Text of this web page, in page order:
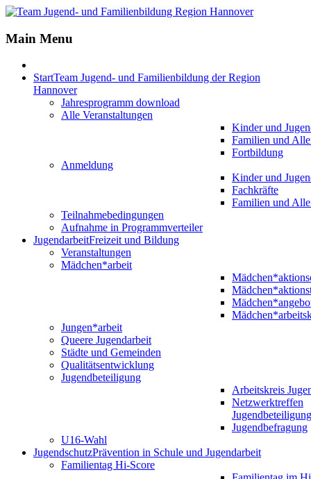
Main Menu
StartTeam Jugend- und Familienbildung der Region
Hannover
Jahresprogramm download
Alle Veranstaltungen
Kinder und
Familien und
Fortbildung
Anmeldung
Kinder und
Fachkräfte
Familien und
Teilnahmebedingungen
Aufnahme in Programmverteiler
JugendarbeitFreizeit und Bildung
Veranstaltungen
Mädchen*arbeit
Jungen*arbeit
Queere Jugendarbeit
Städte und Gemeinden
Qualitätsentwicklung
Jugendbeteiligung
Arbeitskreis
Netzwerktreffen
Jugendbeteiligung
Jugendbefragung
U16-Wahl
JugendschutzPrävention in Schule und Jugendarbeit
Familientag Hi-Score